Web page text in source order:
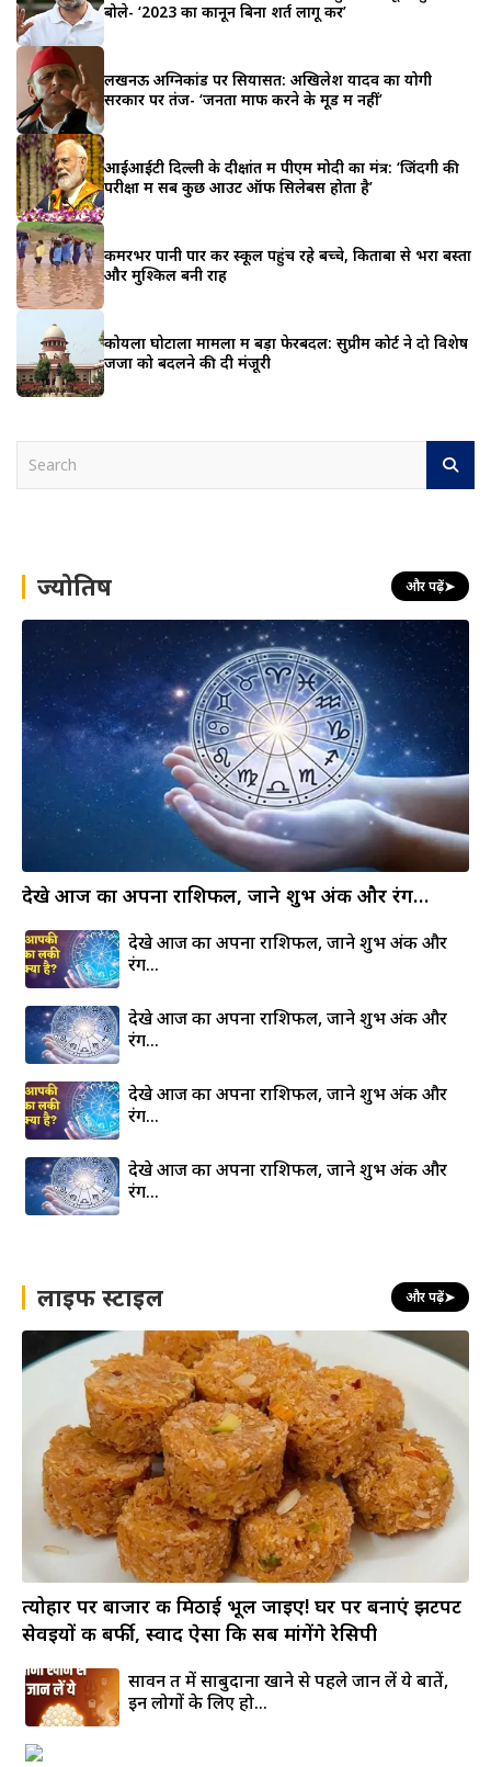
बोले- ‘2023 का कानून बिना शर्त लागू करें’
लखनऊ अग्निकांड पर सियासत: अखिलेश यादव का योगी
सरकार पर तंज- ‘जनता माफ करने के मूड में नहीं’
आईआईटी दिल्ली के दीक्षांत में पीएम मोदी का मंत्र: ‘जिंदगी की
परीक्षा में सब कुछ आउट ऑफ सिलेबस होता है’
कमरभर पानी पार कर स्कूल पहुंच रहे बच्चे, किताबों से भरा बस्ता
और मुश्किल बनी राह
कोयला घोटाला मामलों में बड़ा फेरबदल: सुप्रीम कोर्ट ने दो विशेष
जजों को बदलने की दी मंजूरी
h ज्योतिष और पढ़ें➤
देखे आज का अपना राशिफल, जाने शुभ अंक और रंग…
देखे आज का अपना राशिफल, जाने शुभ अंक और
रंग…
देखे आज का अपना राशिफल, जाने शुभ अंक और
रंग…
देखे आज का अपना राशिफल, जाने शुभ अंक और
रंग…
देखे आज का अपना राशिफल, जाने शुभ अंक और
रंग…
लाइफ स्टाइल और पढ़ें➤
त्योहार पर बाजार की मिठाई भूल जाइए! घर पर बनाएं झटपट
सेवइयों की बर्फी, स्वाद ऐसा कि सब मांगेंगे रेसिपी
सावन व्रत में साबुदाना खाने से पहले जान लें ये बातें,
इन लोगों के लिए हो...